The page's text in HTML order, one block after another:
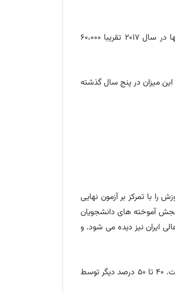
حتی افزایش یافته است، تنها در سال ۲۰۱۷ تقریبا ۶۰،۰۰۰
میزان در پنج سال گذشته
با تمرکز بر آزمون نهایی
عالی چین از طریق این واقعیت منعکس می شود که ۹۵٪ ارزیابی و سنجش آموخته های دانشجویان
ایران نیز دیده می شود. و
در حالت مقایسه ، در دانشگاه های ایالات متحده آمریکا آزمون و امتحان پایان دوره فقط معادل ۵۰-۶۰٪ از ارزیابی کلی است. ۴۰ تا ۵۰ درصد دیگر توسط